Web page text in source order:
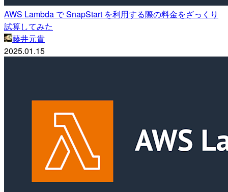
AWS Lambda で SnapStart を利用する際の料金をざっくり
試算してみた
藤井元貴
2025.01.15